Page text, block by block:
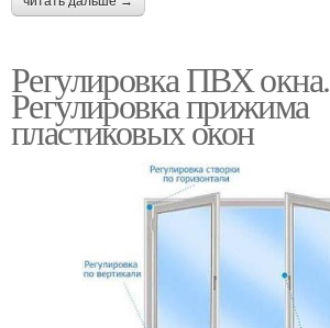
Регулировка ПВХ окна.
Регулировка прижима
пластиковых окон